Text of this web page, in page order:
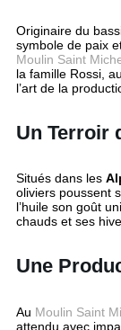
Originaire du
symbole de paix
Moulin Saint
la famille Rossi,
l’art de la
Un Terroir
Situés dans les
oliviers poussent
l’huile son goût
chauds et ses
Une
Au Moulin Saint
attendu avec